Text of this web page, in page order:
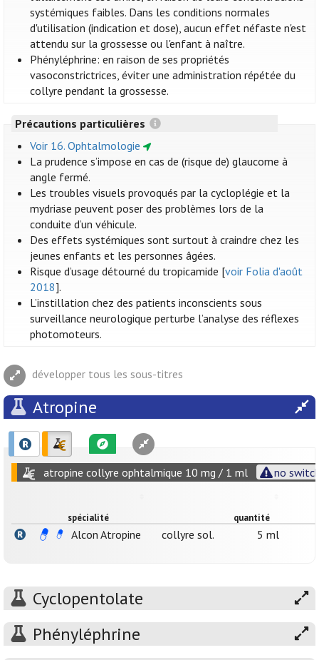
systémiques faibles. Dans les conditions normales
d'utilisation (indication et dose), aucun effet néfaste n'est
attendu sur la grossesse ou l'enfant à naître.
Phényléphrine: en raison de ses propriétés
vasoconstrictrices, éviter une administration répétée du
collyre pendant la grossesse.
Précautions particulières
Voir 16. Ophtalmologie
La prudence s’impose en cas de (risque de) glaucome à
angle fermé.
Les troubles visuels provoqués par la cycloplégie et la
mydriase peuvent poser des problèmes lors de la
conduite d’un véhicule.
Des effets systémiques sont surtout à craindre chez les
jeunes enfants et les personnes âgées.
Risque d’usage détourné du tropicamide [voir Folia d'août
2018].
L’instillation chez des patients inconscients sous
surveillance neurologique perturbe l’analyse des réflexes
photomoteurs.
développer tous les sous-titres
Atropine
atropine collyre ophtalmique 10 mg / 1 ml no
spécialité quantité
Alcon Atropine collyre sol. 5 ml
Cyclopentolate
Phényléphrine